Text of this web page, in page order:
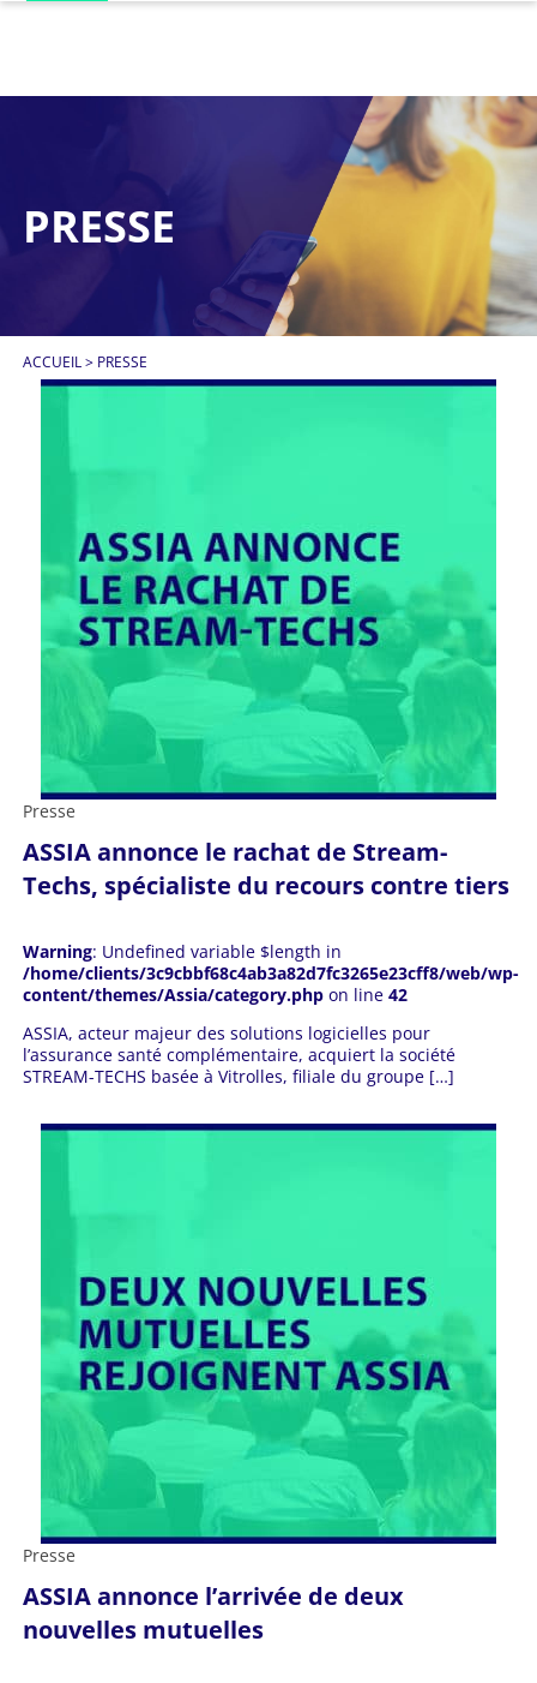
PRESSE
ACCUEIL> PRESSE
Presse
ASSIA annonce le rachat de Stream-
Techs, spécialiste du recours contre tiers
Warning: Undefined variable $length in
/home/clients/3c9cbbf68c4ab3a82d7fc3265e23cff8/web/wp-
content/themes/Assia/category.phpon line 42
ASSIA, acteur majeur des solutions logicielles pour
l’assurance santé complémentaire, acquiert la société
STREAM-TECHS basée à Vitrolles, filiale du groupe […]
Presse
ASSIA annonce l’arrivée de deux
nouvelles mutuelles